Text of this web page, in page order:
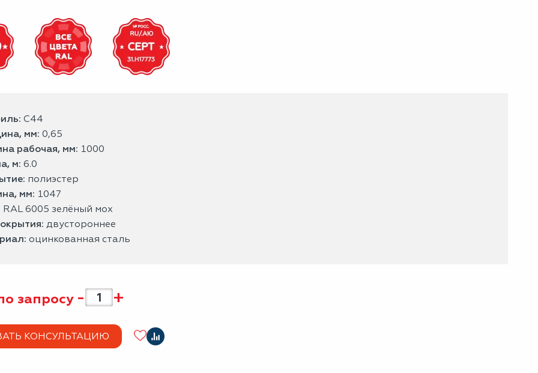
С44
мм: 0,65
рабочая, мм: 1000
м: 6.0
полиэстер
мм: 1047
RAL 6005 зелёный мох
двустороннее
оцинкованная сталь
запросу - +
КОНСУЛЬТАЦИЮ